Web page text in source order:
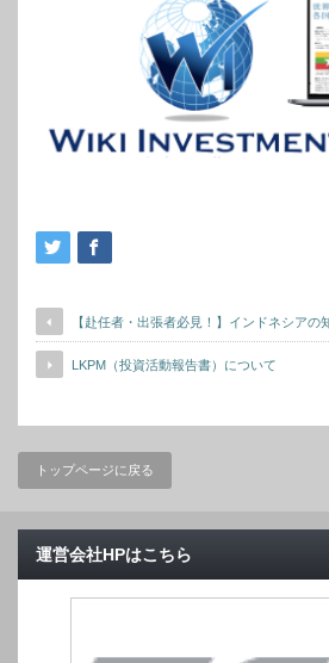
【赴任者・出張者必見！】インドネシアの
LKPM（投資活動報告書）について
トップページに戻る
運営会社HPはこちら